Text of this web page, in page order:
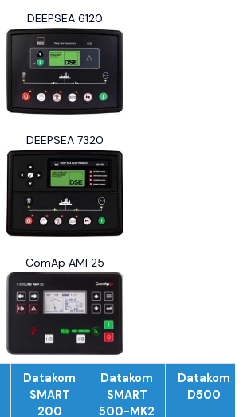
DEEPSEA 6120
DEEPSEA 7320
ComAp AMF25
Datakom
SMART
200
Datakom
SMART
500-MK2
Datakom
D500